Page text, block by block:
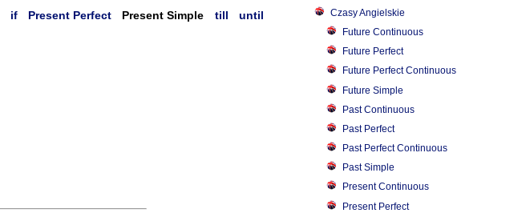
Czasy Angielskie
Future Continuous
Future Perfect
Future Perfect Continuous
Future Simple
Past Continuous
Past Perfect
Past Perfect Continuous
Past Simple
Present Continuous
Present Perfect
if Present Perfect Present Simple till
until